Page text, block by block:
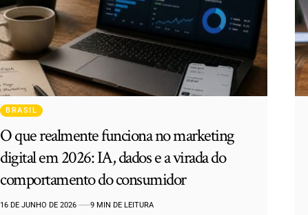
BRASIL
O que realmente funciona no marketing
digital em 2026: IA, dados e a virada do
comportamento do consumidor
16 DE JUNHO DE 2026 9 MIN DE LEITURA